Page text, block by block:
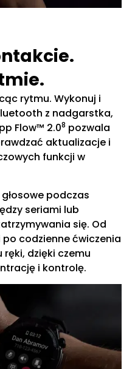
rytmu. Wykonuj i
z nadgarstka,
Flow™ 2.08 pozwala
aktualizacje i
funkcji w
podczas
seriami lub
się. Od
codzienne ćwiczenia
dzięki czemu
i kontrolę.